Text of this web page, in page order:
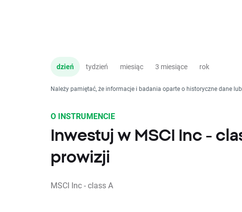
dzień tydzień miesiąc 3 miesiące rok
Należy pamiętać, że informacje i badania oparte o historyczne dane
O INSTRUMENCIE
Inwestuj w MSCI Inc -
prowizji
MSCI Inc - class A